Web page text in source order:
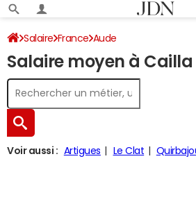
Salaire France Aude
Salaire moyen à Cailla
Voir aussi : Artigues Le Clat